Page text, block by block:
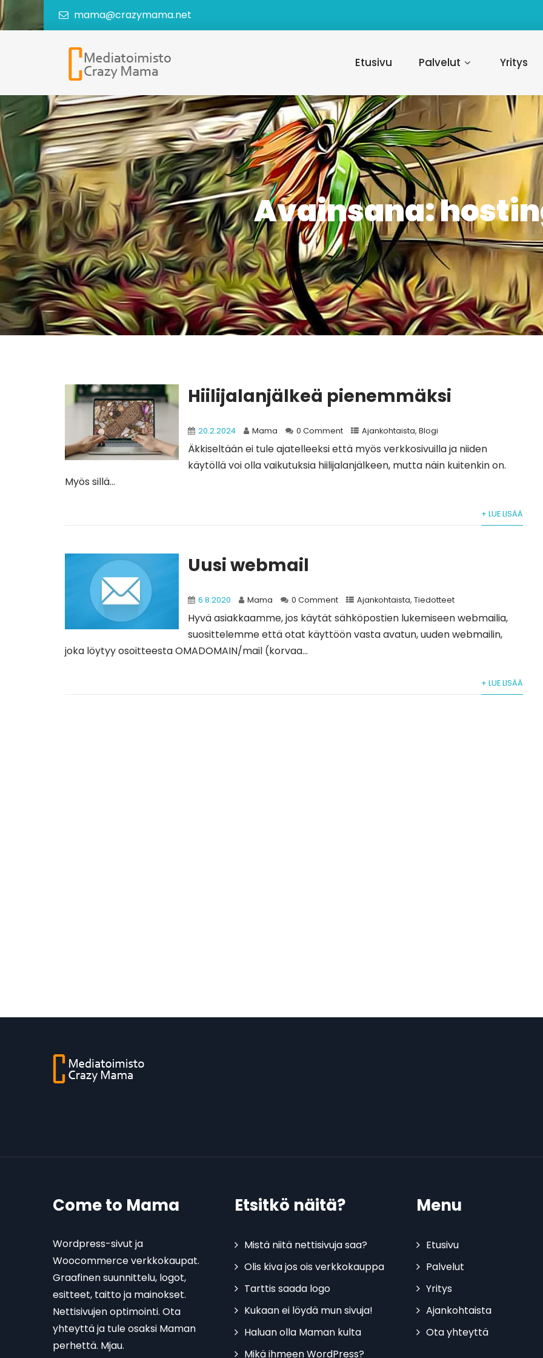
mama@crazymama.net
Etusivu Palvelut Yritys
Avainsana:
Hiilijalanjälkeä pienemmäksi
20.2.2024 Mama 0 Comment Ajankohtaista,Blogi
Äkkiseltään ei tule ajatelleeksi että myös verkkosivuilla ja niiden
käytöllä voi olla vaikutuksia hiilijalanjälkeen, mutta näin kuitenkin on.
Myös sillä...
+ LUE LISÄÄ
Uusi webmail
6.8.2020 Mama 0 Comment Ajankohtaista,Tiedotteet
Hyvä asiakkaamme, jos käytät sähköpostien lukemiseen webmailia,
suosittelemme että otat käyttöön vasta avatun, uuden webmailin,
joka löytyy osoitteesta OMADOMAIN/mail (korvaa...
+ LUE LISÄÄ
Come to Mama
Wordpress-sivut ja
Woocommerce verkkokaupat.
Graafinen suunnittelu, logot,
esitteet, taitto ja mainokset.
Nettisivujen optimointi. Ota
yhteyttä ja tule osaksi Maman
perhettä. Mjau.
Etsitkö näitä?
Mistä niitä nettisivuja saa?
Olis kiva jos ois verkkokauppa
Tarttis saada logo
Kukaan ei löydä mun sivuja!
Haluan olla Maman kulta
Mikä ihmeen WordPress?
Menu
Etusivu
Palvelut
Yritys
Ajankohtaista
Ota yhteyttä